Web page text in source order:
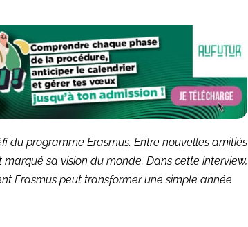
programme Erasmus. Entre nouvelles amitiés
sa vision du monde. Dans cette interview,
Erasmus peut transformer une simple année